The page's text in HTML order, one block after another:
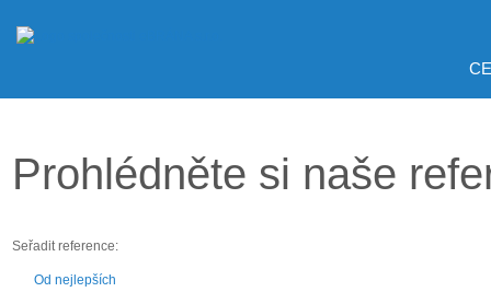
Prohlédněte si naše
Seřadit reference:
Od nejlepších